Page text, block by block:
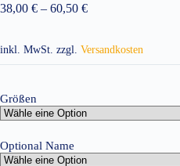
38,00 € – 60,50 €
inkl. MwSt. zzgl. Versandkosten
Größen
Optional Name